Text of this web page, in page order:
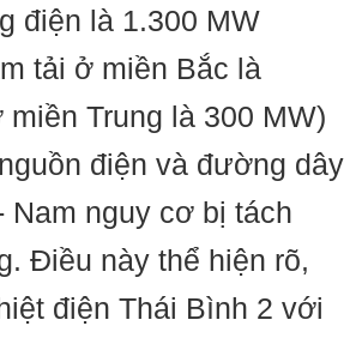
điện là 1.300 MW
tải ở miền Bắc là
miền Trung là 300 MW)
điện và đường dây
Nam nguy cơ bị tách
Điều này thể hiện rõ,
điện Thái Bình 2 với